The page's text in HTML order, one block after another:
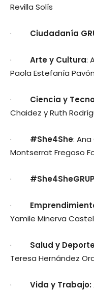
Revilla Solís
· Ciudadanía
· Arte y Cultura:
Paola Estefanía
· Ciencia y
Chaidez y Ruth
· #She4She:
Montserrat Fregoso
·
·
Yamile Minerva
· Salud y
Teresa Hernández
· Vida y Trabajo: